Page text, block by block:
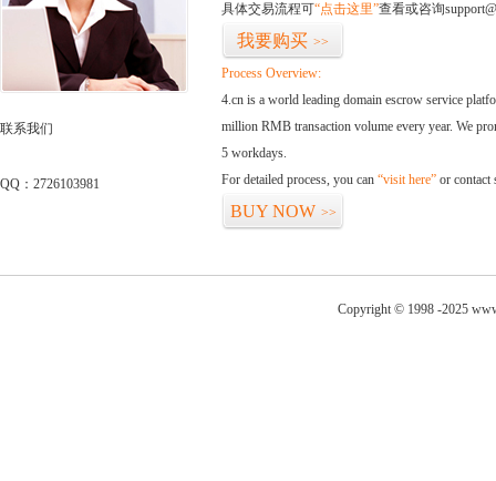
联系我们
QQ：2726103981
具体交易流程可“点击这里”查看或咨询
我要购买 >>
Process Overview:
4.cn is a world leading domain escrow service
million RMB transaction volume every year. We
5 workdays.
For detailed process, you can “visit here” or contact
BUY NOW >>
Copyright © 1998 -2025